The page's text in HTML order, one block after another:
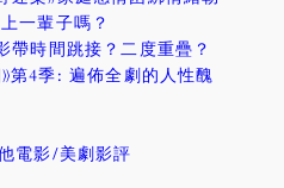
一輩子嗎？
帶時間跳接？二度重疊？
第4季: 遍佈全劇的人性醜
電影/美劇影評